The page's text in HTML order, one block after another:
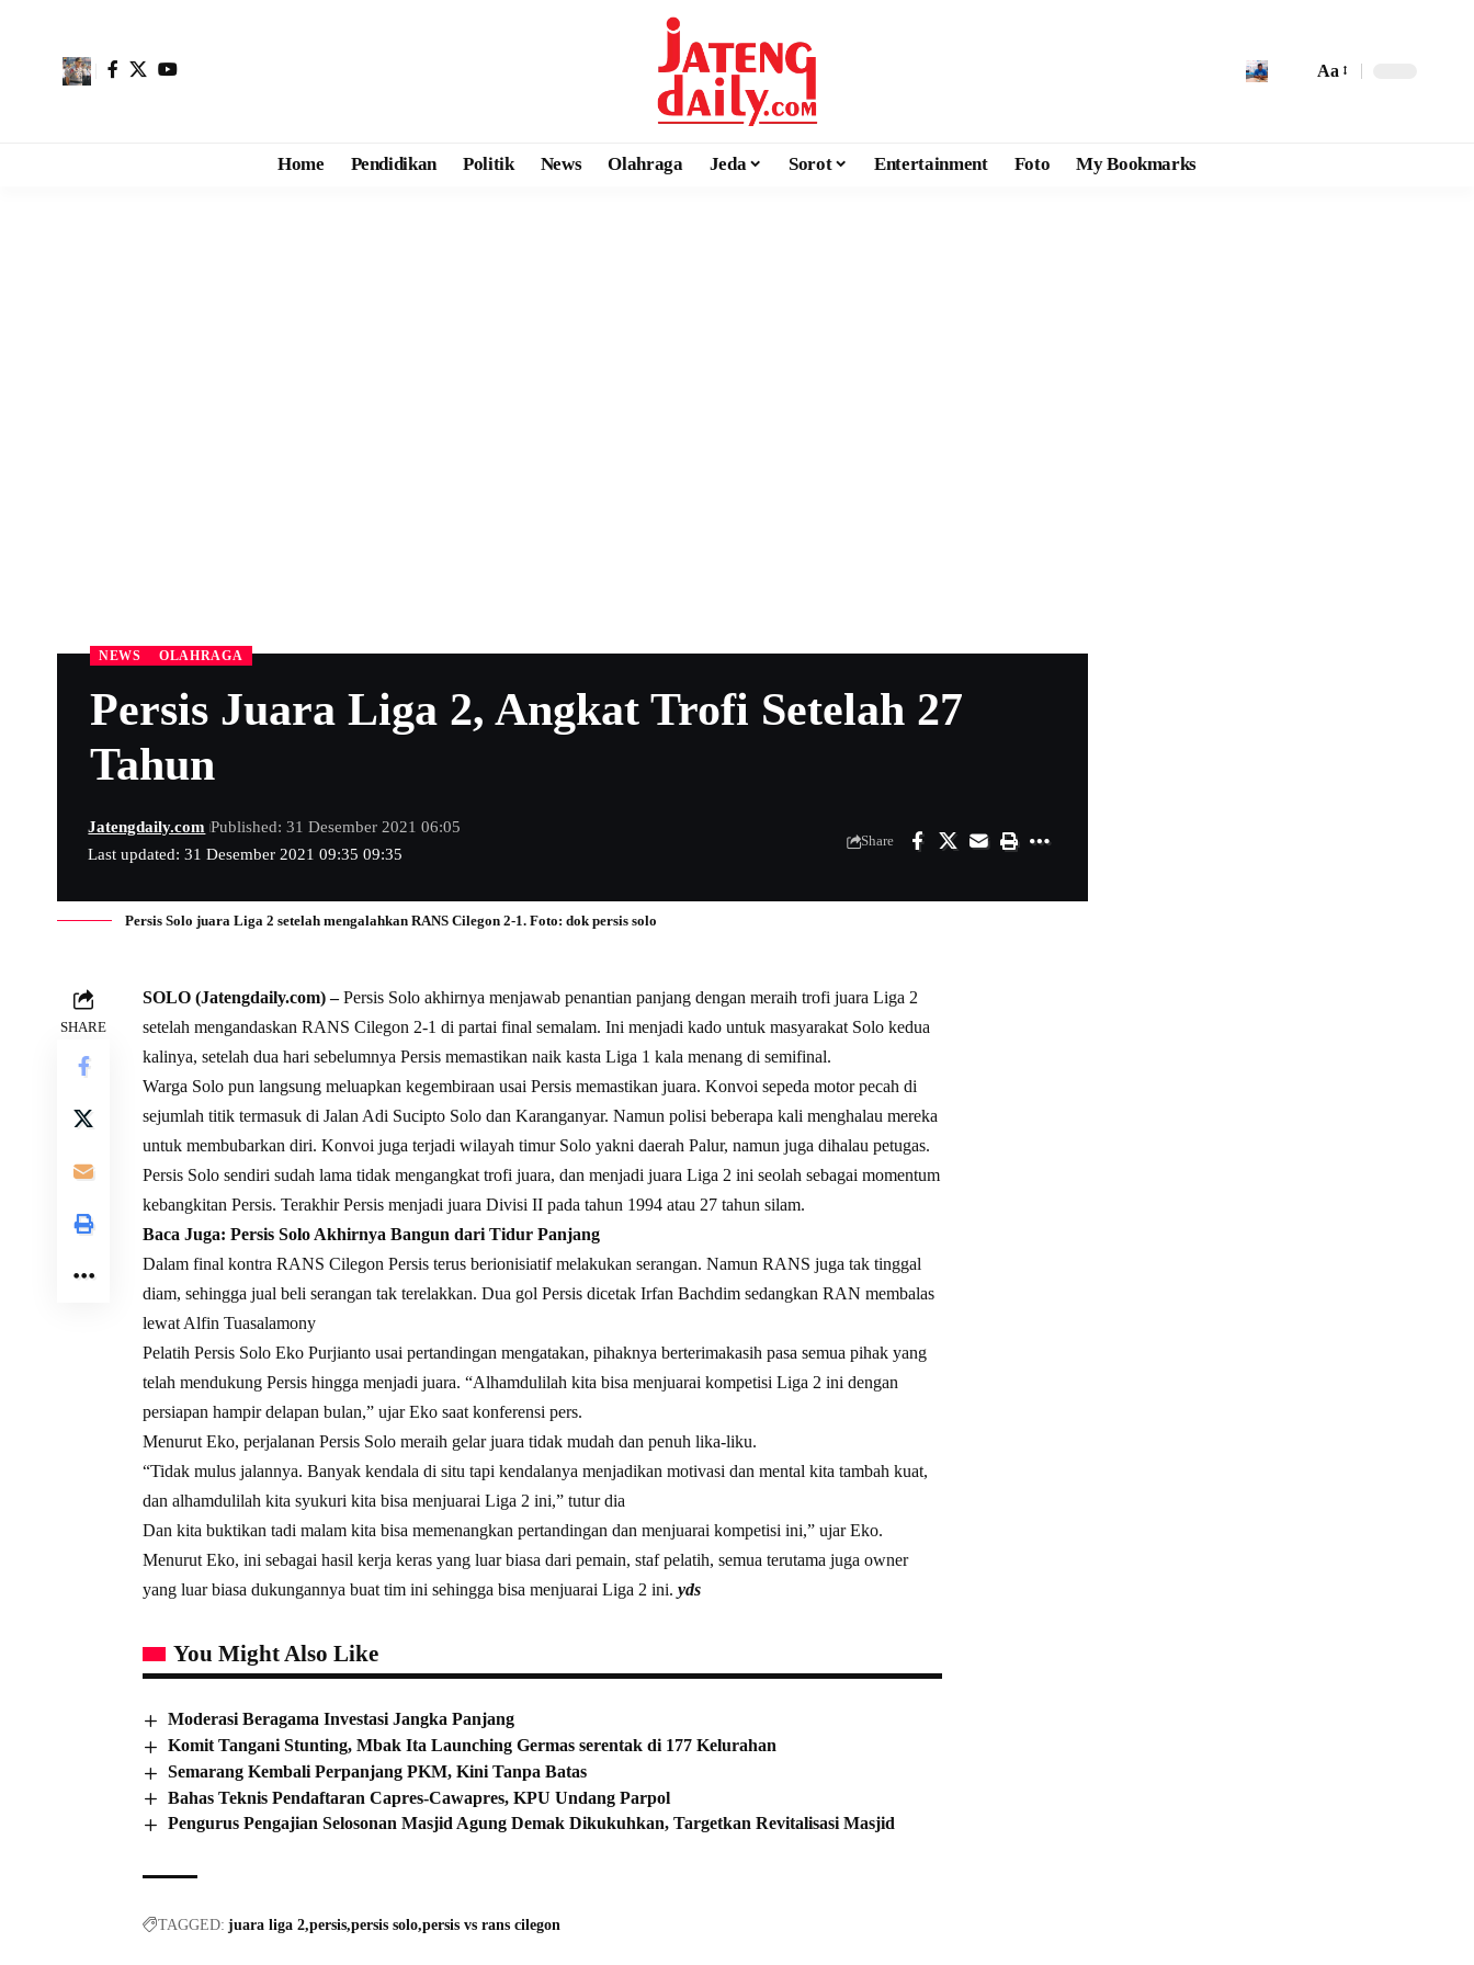
Aa
Home Pendidikan Politik News Olahraga Jeda Sorot Entertainment Foto My Bookmarks
NEWS OLAHRAGA
Persis Juara Liga 2, Angkat Trofi Setelah 27
Tahun
Last updated: 31 Desember 2021 09:35 09:35
Jatengdaily.com Published: 31 Desember 2021 06:05
Share
Persis Solo juara Liga 2 setelah mengalahkan RANS Cilegon 2-1. Foto: dok persis solo
SHARE
SOLO (Jatengdaily.com) –Persis Solo akhirnya menjawab penantian panjang dengan meraih trofi juara Liga 2
setelah mengandaskan RANS Cilegon 2-1 di partai final semalam. Ini menjadi kado untuk masyarakat Solo kedua
kalinya, setelah dua hari sebelumnya Persis memastikan naik kasta Liga 1 kala menang di semifinal.
Warga Solo pun langsung meluapkan kegembiraan usai Persis memastikan juara. Konvoi sepeda motor pecah di
sejumlah titik termasuk di Jalan Adi Sucipto Solo dan Karanganyar. Namun polisi beberapa kali menghalau mereka
untuk membubarkan diri. Konvoi juga terjadi wilayah timur Solo yakni daerah Palur, namun juga dihalau petugas.
Persis Solo sendiri sudah lama tidak mengangkat trofi juara, dan menjadi juara Liga 2 ini seolah sebagai momentum
kebangkitan Persis. Terakhir Persis menjadi juara Divisi II pada tahun 1994 atau 27 tahun silam.
Baca Juga: Persis Solo Akhirnya Bangun dari Tidur Panjang
Dalam final kontra RANS Cilegon Persis terus berionisiatif melakukan serangan. Namun RANS juga tak tinggal
diam, sehingga jual beli serangan tak terelakkan. Dua gol Persis dicetak Irfan Bachdim sedangkan RAN membalas
lewat Alfin Tuasalamony
Pelatih Persis Solo Eko Purjianto usai pertandingan mengatakan, pihaknya berterimakasih pasa semua pihak yang
telah mendukung Persis hingga menjadi juara. “Alhamdulilah kita bisa menjuarai kompetisi Liga 2 ini dengan
persiapan hampir delapan bulan,” ujar Eko saat konferensi pers.
Menurut Eko, perjalanan Persis Solo meraih gelar juara tidak mudah dan penuh lika-liku.
“Tidak mulus jalannya. Banyak kendala di situ tapi kendalanya menjadikan motivasi dan mental kita tambah kuat,
dan alhamdulilah kita syukuri kita bisa menjuarai Liga 2 ini,” tutur dia
Dan kita buktikan tadi malam kita bisa memenangkan pertandingan dan menjuarai kompetisi ini,” ujar Eko.
Menurut Eko, ini sebagai hasil kerja keras yang luar biasa dari pemain, staf pelatih, semua terutama juga owner
yang luar biasa dukungannya buat tim ini sehingga bisa menjuarai Liga 2 ini. yds
You Might Also Like
Moderasi Beragama Investasi Jangka Panjang
Komit Tangani Stunting, Mbak Ita Launching Germas serentak di 177 Kelurahan
Semarang Kembali Perpanjang PKM, Kini Tanpa Batas
Bahas Teknis Pendaftaran Capres-Cawapres, KPU Undang Parpol
Pengurus Pengajian Selosonan Masjid Agung Demak Dikukuhkan, Targetkan Revitalisasi Masjid
TAGGED: juara liga 2 persis persis solo persis vs rans cilegon